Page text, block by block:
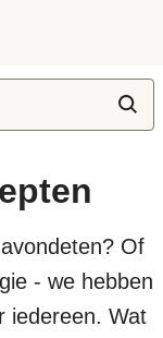
Of
- we hebben
iedereen. Wat